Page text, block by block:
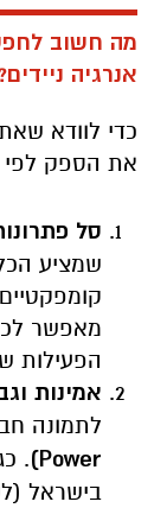
מה חשוב
אנרגיה
כדי לוודא
את הספק לפי
סל
שמציע
מאפשר
הפעילות
אמינות
לתמונה
Power)
.
בישראל